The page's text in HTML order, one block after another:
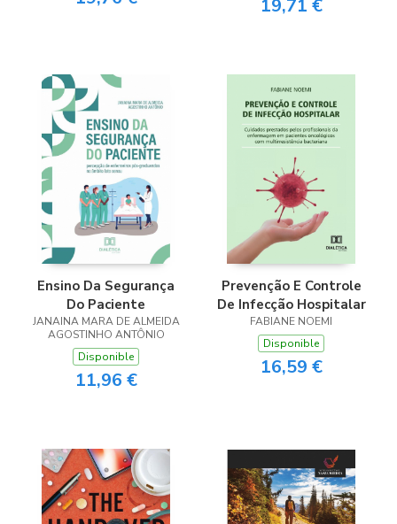
19,71 €
Ensino Da Segurança
Do Paciente
JANAINA MARA DE ALMEIDA
AGOSTINHO ANTÔNIO
Disponible
11,96 €
Prevenção E Controle
De Infecção Hospitalar
FABIANE NOEMI
Disponible
16,59 €